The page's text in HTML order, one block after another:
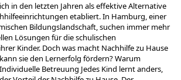
in den letzten Jahren als effektive Alternative
etabliert. In Hamburg, einer
Bildungslandschaft, suchen immer mehr
Lösungen für die schulischen
Kinder. Doch was macht Nachhilfe zu Hause
sie den Lernerfolg fördern? Warum
Betreuung Jedes Kind lernt anders,